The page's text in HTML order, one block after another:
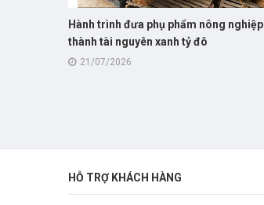
Hành trình đưa phụ phẩm nông nghiệp
thành tài nguyên xanh tỷ đô
21/07/2026
HỖ TRỢ KHÁCH HÀNG